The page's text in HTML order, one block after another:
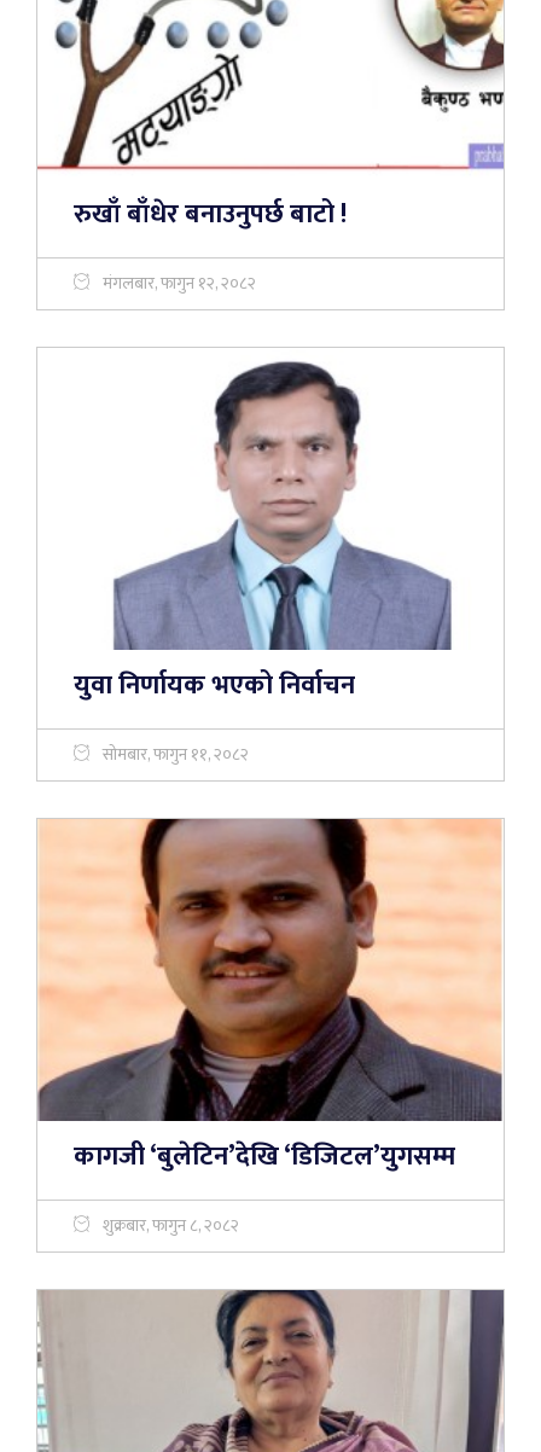
रुखाँ बाँधेर बनाउनुपर्छ बाटो !
मंगलबार, फागुन १२, २०८२
युवा निर्णायक भएको निर्वाचन
सोमबार, फागुन ११, २०८२
कागजी ‘बुलेटिन’देखि ‘डिजिटल’युगसम्म
शुक्रबार, फागुन ८, २०८२